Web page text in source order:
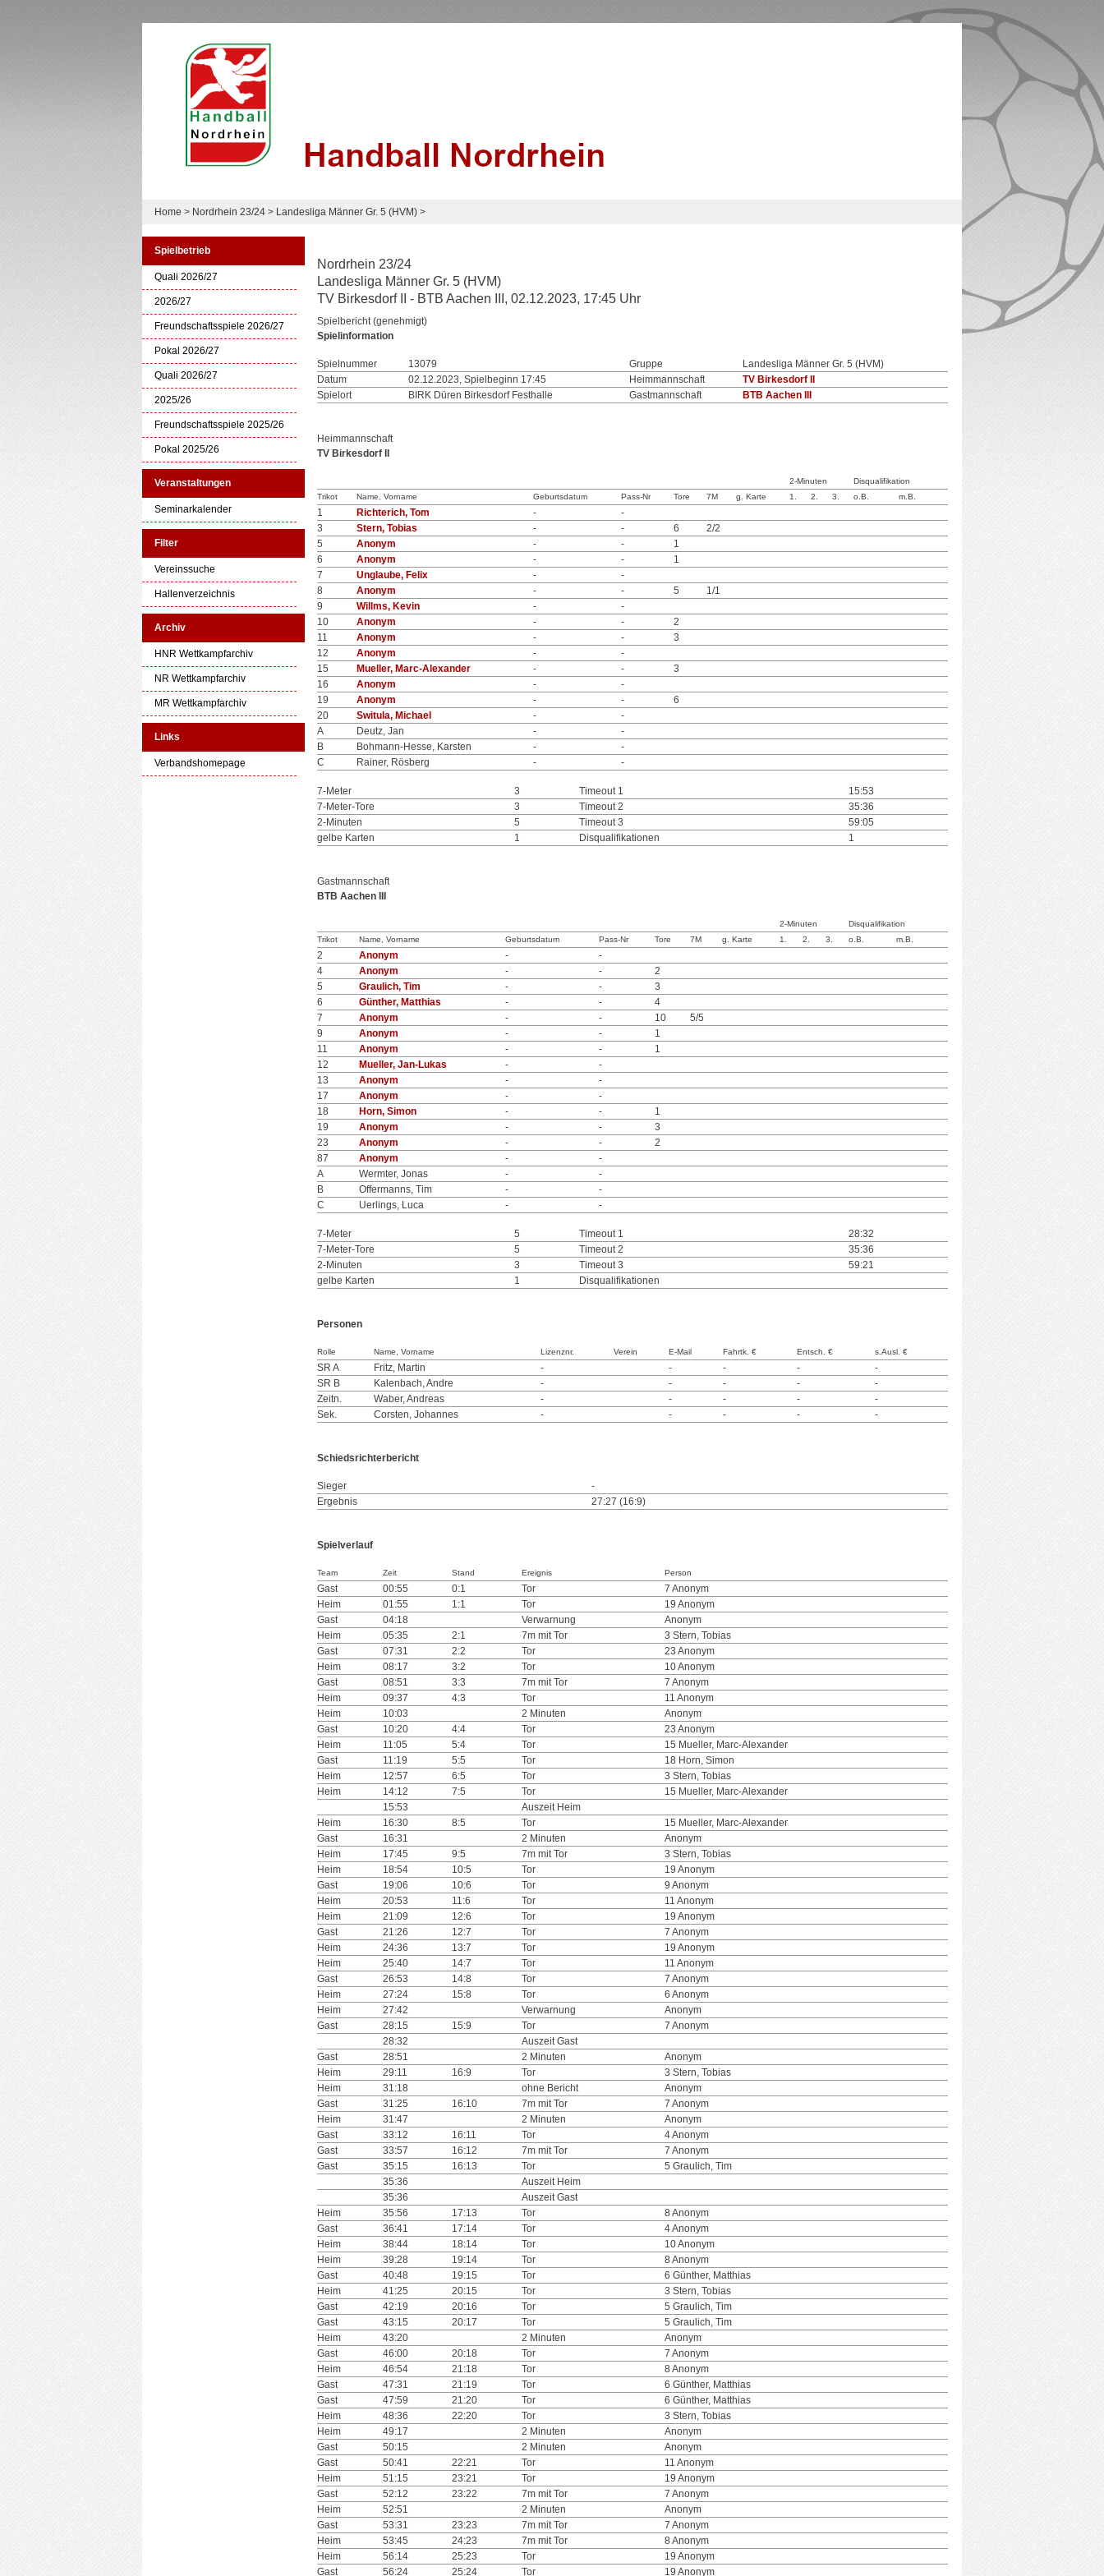
Home > Nordrhein 23/24 > Landesliga Männer Gr. 5 (HVM) >
Spielbetrieb
Quali 2026/27
2026/27
Freundschaftsspiele 2026/27
Pokal 2026/27
Quali 2026/27
2025/26
Freundschaftsspiele 2025/26
Pokal 2025/26
Veranstaltungen
Seminarkalender
Filter
Vereinssuche
Hallenverzeichnis
Archiv
HNR Wettkampfarchiv
NR Wettkampfarchiv
MR Wettkampfarchiv
Links
Verbandshomepage
Nordrhein 23/24
Landesliga Männer Gr. 5 (HVM)
TV Birkesdorf II - BTB Aachen III, 02.12.2023, 17:45 Uhr
Spielbericht (genehmigt)
Spielinformation
Spielnummer 13079 Gruppe
Landesliga Männer Gr. 5 (HVM)
Datum
02.12.2023, Spielbeginn 17:45 Heimmannschaft
TV Birkesdorf II
Spielort
BIRK Düren Birkesdorf Festhalle Gastmannschaft BTB Aachen III
Heimmannschaft
TV Birkesdorf II
2-Minuten
Disqualifikation
Trikot
Name, Vorname Geburtsdatum Pass-Nr Tore 7M g. Karte 1. 2. 3. o.B. m.B.
1 Richterich, Tom -
-
3
Stern, Tobias - - 6
2/2
5
Anonym - -
1
6
Anonym - -
1
7
Unglaube, Felix -
-
8
Anonym - - 5
1/1
9
Willms, Kevin -
-
10
Anonym - -
2
11
Anonym - -
3
12
Anonym -
-
15
Mueller, Marc-Alexander - -
3
16
Anonym -
-
19
Anonym - -
6
20
Switula, Michael -
-
A
Deutz, Jan -
-
B
Bohmann-Hesse, Karsten -
-
C
Rainer, Rösberg - -
7-Meter 3 Timeout 1
15:53
7-Meter-Tore
3 Timeout 2
35:36
2-Minuten
5 Timeout 3
59:05
gelbe Karten
1 Disqualifikationen 1
Gastmannschaft
BTB Aachen III
2-Minuten
Disqualifikation
Trikot
Name, Vorname Geburtsdatum Pass-Nr Tore 7M g. Karte 1. 2. 3. o.B. m.B.
2 Anonym -
-
4
Anonym - -
2
5
Graulich, Tim - -
3
6
Günther, Matthias - -
4
7
Anonym - - 10
5/5
9
Anonym - -
1
11
Anonym - -
1
12
Mueller, Jan-Lukas -
-
13
Anonym -
-
17
Anonym -
-
18
Horn, Simon - -
1
19
Anonym - -
3
23
Anonym - -
2
87
Anonym -
-
A
Wermter, Jonas -
-
B
Offermanns, Tim -
-
C
Uerlings, Luca - -
7-Meter 5 Timeout 1
28:32
7-Meter-Tore
5 Timeout 2
35:36
2-Minuten
3 Timeout 3
59:21
gelbe Karten
1 Disqualifikationen
Personen
Rolle Name, Vorname Lizenznr. Verein E-Mail Fahrtk. € Entsch. € s.Ausl. €
SR A Fritz, Martin - - - -
-
SR B
Kalenbach, Andre - - - -
-
Zeitn.
Waber, Andreas - - - -
-
Sek.
Corsten, Johannes - - - - -
Schiedsrichterbericht
Sieger
-
Ergebnis
27:27 (16:9)
Spielverlauf
Team Zeit Stand Ereignis Person
Gast 00:55 0:1 Tor
7 Anonym
Heim
01:55 1:1 Tor
19 Anonym
Gast
04:18 Verwarnung
Anonym
Heim
05:35 2:1 7m mit Tor
3 Stern, Tobias
Gast
07:31 2:2 Tor
23 Anonym
Heim
08:17 3:2 Tor
10 Anonym
Gast
08:51 3:3 7m mit Tor
7 Anonym
Heim
09:37 4:3 Tor
11 Anonym
Heim
10:03 2 Minuten
Anonym
Gast
10:20 4:4 Tor
23 Anonym
Heim
11:05 5:4 Tor
15 Mueller, Marc-Alexander
Gast
11:19 5:5 Tor
18 Horn, Simon
Heim
12:57 6:5 Tor
3 Stern, Tobias
Heim
14:12 7:5 Tor
15 Mueller, Marc-Alexander
15:53
Auszeit Heim
Heim
16:30 8:5 Tor
15 Mueller, Marc-Alexander
Gast
16:31 2 Minuten
Anonym
Heim
17:45 9:5 7m mit Tor
3 Stern, Tobias
Heim
18:54 10:5 Tor
19 Anonym
Gast
19:06 10:6 Tor
9 Anonym
Heim
20:53 11:6 Tor
11 Anonym
Heim
21:09 12:6 Tor
19 Anonym
Gast
21:26 12:7 Tor
7 Anonym
Heim
24:36 13:7 Tor
19 Anonym
Heim
25:40 14:7 Tor
11 Anonym
Gast
26:53 14:8 Tor
7 Anonym
Heim
27:24 15:8 Tor
6 Anonym
Heim
27:42 Verwarnung
Anonym
Gast
28:15 15:9 Tor
7 Anonym
28:32
Auszeit Gast
Gast
28:51 2 Minuten
Anonym
Heim
29:11 16:9 Tor
3 Stern, Tobias
Heim
31:18 ohne Bericht
Anonym
Gast
31:25 16:10 7m mit Tor
7 Anonym
Heim
31:47 2 Minuten
Anonym
Gast
33:12 16:11 Tor
4 Anonym
Gast
33:57 16:12 7m mit Tor
7 Anonym
Gast
35:15 16:13 Tor
5 Graulich, Tim
35:36
Auszeit Heim
35:36
Auszeit Gast
Heim
35:56 17:13 Tor
8 Anonym
Gast
36:41 17:14 Tor
4 Anonym
Heim
38:44 18:14 Tor
10 Anonym
Heim
39:28 19:14 Tor
8 Anonym
Gast
40:48 19:15 Tor
6 Günther, Matthias
Heim
41:25 20:15 Tor
3 Stern, Tobias
Gast
42:19 20:16 Tor
5 Graulich, Tim
Gast
43:15 20:17 Tor
5 Graulich, Tim
Heim
43:20 2 Minuten
Anonym
Gast
46:00 20:18 Tor
7 Anonym
Heim
46:54 21:18 Tor
8 Anonym
Gast
47:31 21:19 Tor
6 Günther, Matthias
Gast
47:59 21:20 Tor
6 Günther, Matthias
Heim
48:36 22:20 Tor
3 Stern, Tobias
Heim
49:17 2 Minuten
Anonym
Gast
50:15 2 Minuten
Anonym
Gast
50:41 22:21 Tor
11 Anonym
Heim
51:15 23:21 Tor
19 Anonym
Gast
52:12 23:22 7m mit Tor
7 Anonym
Heim
52:51 2 Minuten
Anonym
Gast
53:31 23:23 7m mit Tor
7 Anonym
Heim
53:45 24:23 7m mit Tor
8 Anonym
Heim
56:14 25:23 Tor
19 Anonym
Gast
56:24 25:24 Tor 19 Anonym